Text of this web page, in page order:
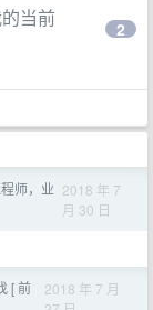
当前
2
师，业 2018 年 7
月 30 日
[ 前
2018 年 7 月